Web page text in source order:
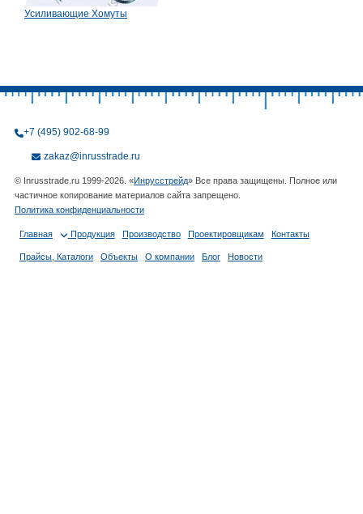
Усиливающие Хомуты
+7 (495) 902-68-99
zakaz@inrusstrade.ru
© Inrusstrade.ru 1999-2026. «Инрусстрейд» Все права защищены. Полное или
частичное копирование материалов сайта запрещено.
Политика конфиденциальности
Главная Продукция Производство Проектировщикам Контакты
Прайсы, Каталоги Объекты О компании Блог Новости